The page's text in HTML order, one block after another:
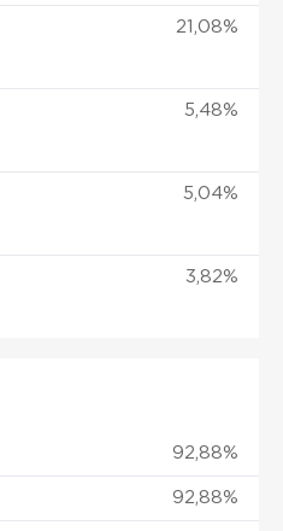
21,08%
5,48%
5,04%
3,82%
92,88%
92,88%